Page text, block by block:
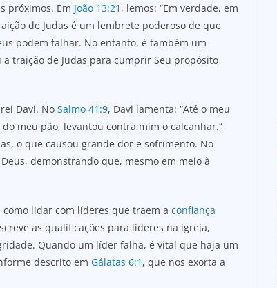
próximos. Em João 13:21 , lemos: “Em verdade, em
de Judas é um lembrete poderoso de que
podem falhar. No entanto, é também um
traição de Judas para cumprir Seu propósito
Davi. No Salmo 41:9, Davi lamenta: “Até o meu
meu pão, levantou contra mim o calcanhar.”
o que causou grande dor e sofrimento. No
demonstrando que, mesmo em meio à
lidar com líderes que traem a confiança
as qualificações para líderes na igreja,
Quando um líder falha, é vital que haja um
descrito em Gálatas 6:1 , que nos exorta a